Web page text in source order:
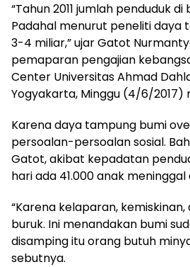
“Tahun 2011 jumlah penduduk
Padahal menurut peneliti daya
3-4 miliar,” ujar Gatot
pemaparan pengajian
Center Universitas Ahmad
Yogyakarta, Minggu (4/6/2017)
Karena daya tampung bumi
persoalan-persoalan sosial.
Gatot, akibat kepadatan
hari ada 41.000 anak meninggal
“Karena kelaparan,
buruk. Ini menandakan bumi
disamping itu orang butuh
sebutnya.